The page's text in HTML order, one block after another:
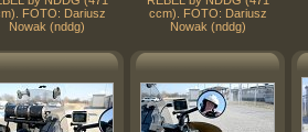
FOTO: Dariusz
Nowak (nddg)
ccm). FOTO: Dariusz
Nowak (nddg)